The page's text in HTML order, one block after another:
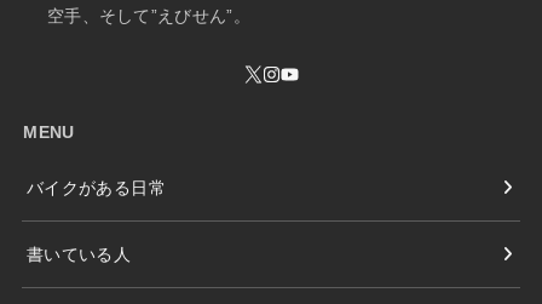
空手、そして”えびせん”。
MENU
バイクがある日常
書いている人